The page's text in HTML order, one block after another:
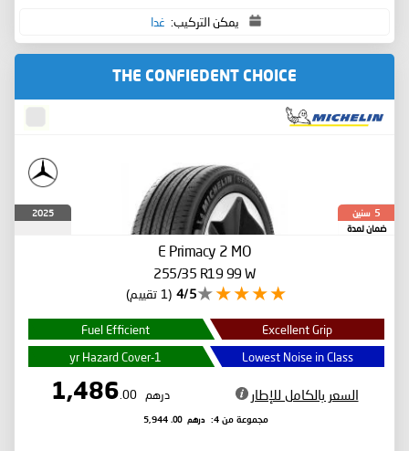
يمكن التركيب: غدا
THE CONFIEDENT CHOICE
5 سنين
ضمان لمدة
2025
E Primacy 2 MO
255/35 R19 99 W
4/5 (1 تقييم)
Excellent Grip
Fuel Efficient
Lowest Noise in Class
1-yr Hazard Cover
السعر بالكامل للإطار درهم 1,486
.00
مجموعة من 4: درهم 5,944
.00